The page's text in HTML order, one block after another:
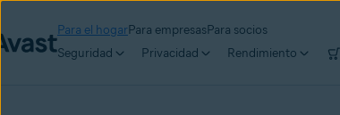
Para el hogarPara empresasPara socios
Seguridad
Privacidad Rendimiento